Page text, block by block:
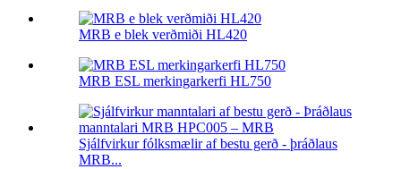
MRB e blek verðmiði HL420
MRB ESL merkingarkerfi HL750
Sjálfvirkur fólksmælir af bestu gerð - þráðlaus
MRB...